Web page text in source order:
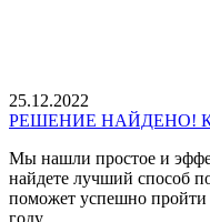
25.12.2022
РЕШЕНИЕ НАЙДЕНО! Как
Мы нашли простое и
найдете лучший способ
поможет успешно пройти